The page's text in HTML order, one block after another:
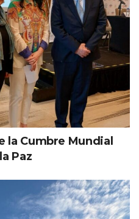
la Cumbre Mundial
Paz